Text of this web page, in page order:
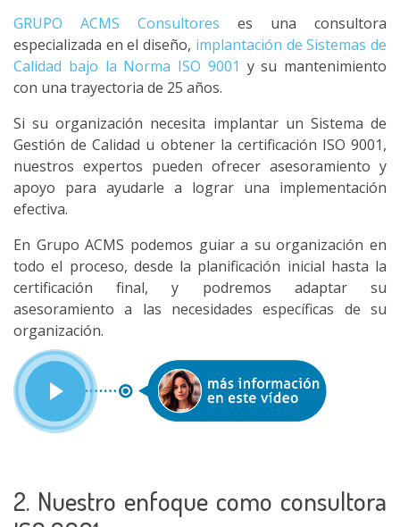
GRUPO ACMS Consultores es una consultora
especializada en el diseño, implantación de Sistemas de
Calidad bajo la Norma ISO 9001 y su mantenimiento
con una trayectoria de 25 años.
Si su organización necesita implantar un Sistema de
Gestión de Calidad u obtener la certificación ISO 9001,
nuestros expertos pueden ofrecer asesoramiento y
apoyo para ayudarle a lograr una implementación
efectiva.
En Grupo ACMS podemos guiar a su organización en
todo el proceso, desde la planificación inicial hasta la
certificación final, y podremos adaptar su
asesoramiento a las necesidades específicas de su
organización.
2. Nuestro enfoque como consultora